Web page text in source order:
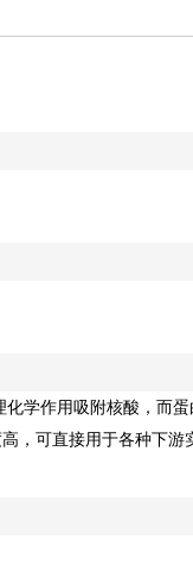
学作用吸附核酸，而
，可直接用于各种下游